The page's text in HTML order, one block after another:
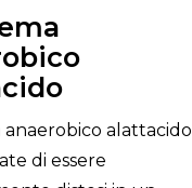
anaerobico alattacido
di essere